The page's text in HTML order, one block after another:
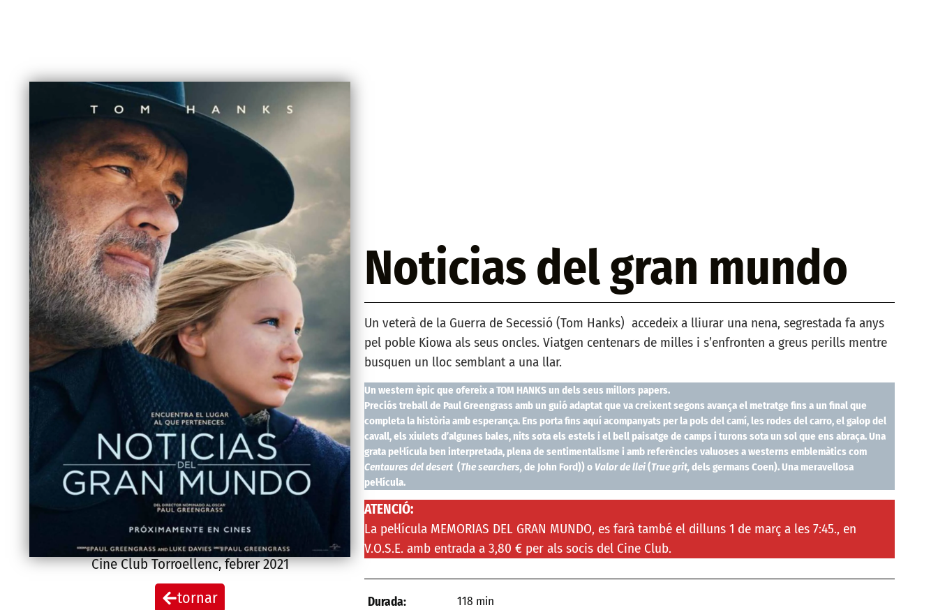
Cine Club Torroellenc,febrer 2021
tornar
Noticias del gran mundo
Un veterà de la Guerra de Secessió (Tom Hanks) accedeix a lliurar una nena, segrestada fa anys
pel poble Kiowa als seus oncles. Viatgen centenars de milles i s’enfronten a greus perills mentre
busquen un lloc semblant a una llar.
Un western èpic que ofereix a TOM HANKS un dels seus millors papers.
Preciós treball de Paul Greengrass amb un guió adaptat que va creixent segons avança el metratge fins a un final que
completa la història amb esperança. Ens porta fins aquí acompanyats per la pols del camí, les rodes del carro, el galop del
cavall, els xiulets d’algunes bales, nits sota els estels i el bell paisatge de camps i turons sota un sol que ens abraça. Una
grata pel·lícula ben interpretada, plena de sentimentalisme i amb referències valuoses a westerns emblemàtics com
Centaures del desert (The searchers,de John Ford)) o Valor de llei(True grit,dels germans Coen). Una meravellosa
pel·lícula.
ATENCIÓ:
La pel·lícula MEMORIAS DEL GRAN MUNDO, es farà també el dilluns 1 de març a les 7:45., en
V.O.S.E. amb entrada a 3,80 € per als socis del Cine Club.
Durada:
118 min